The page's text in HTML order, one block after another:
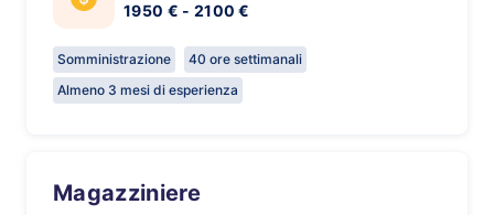
1950 € - 2100 €
Somministrazione
40 ore settimanali
Almeno 3 mesi di esperienza
Magazziniere